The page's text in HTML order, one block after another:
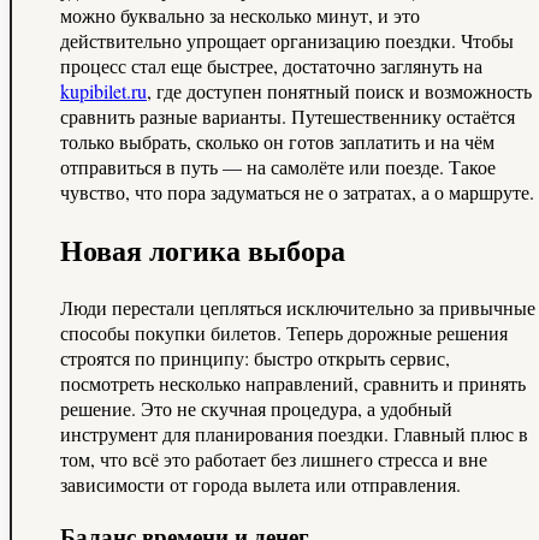
можно буквально за несколько минут, и это
действительно упрощает организацию поездки. Чтобы
процесс стал еще быстрее, достаточно заглянуть на
kupibilet.ru, где доступен понятный поиск и возможность
сравнить разные варианты. Путешественнику остаётся
только выбрать, сколько он готов заплатить и на чём
отправиться в путь — на самолёте или поезде. Такое
чувство, что пора задуматься не о затратах, а о маршруте.
Новая логика выбора
Люди перестали цепляться исключительно за привычные
способы покупки билетов. Теперь дорожные решения
строятся по принципу: быстро открыть сервис,
посмотреть несколько направлений, сравнить и принять
решение. Это не скучная процедура, а удобный
инструмент для планирования поездки. Главный плюс в
том, что всё это работает без лишнего стресса и вне
зависимости от города вылета или отправления.